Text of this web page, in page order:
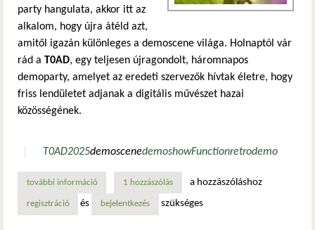
party hangulata, akkor itt az
alkalom, hogy újra átéld azt,
amitől igazán különleges a demoscene világa. Holnaptól vár
rád a T0AD, egy teljesen újragondolt, háromnapos
demoparty, amelyet az eredeti szervezők hívtak életre, hogy
friss lendületet adjanak a digitális művészet hazai
közösségének.
T0AD2025demoscenedemoshowFunctionretrodemo
további információmeghívó: t0ad – új menedék a digitális művészet
1 hozzászólás a hozzászóláshoz
regisztráció és bejelentkezés szükséges